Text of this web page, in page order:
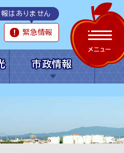
はありません
緊急情報
メニュー
市政情報